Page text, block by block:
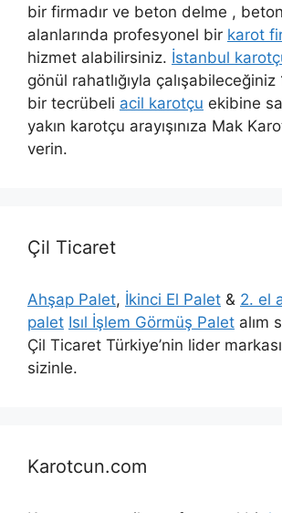
bir firmadır ve beton delme ,
alanlarında profesyonel bir karot
hizmet alabilirsiniz. İstanbul
gönül rahatlığıyla çalışabileceğiniz
bir tecrübeli acil karotçu ekibine
yakın karotçu arayışınıza Mak
verin.
Çil Ticaret
Ahşap Palet, İkinci El Palet & 2. el
palet Isıl İşlem Görmüş Palet alım
Çil Ticaret Türkiye’nin lider
sizinle.
Karotcun.com